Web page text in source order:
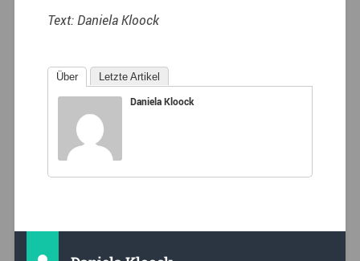
Text: Daniela Kloock
Über Letzte Artikel
Daniela Kloock